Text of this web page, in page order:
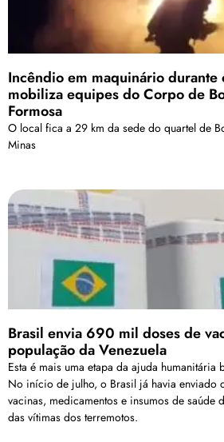
Incêndio em maquinário durante
mobiliza equipes do Corpo de
Formosa
O local fica a 29 km da sede do quartel de
Minas
Brasil envia 690 mil doses de
população da Venezuela
Esta é mais uma etapa da ajuda
No início de julho, o Brasil já havia enviado
vacinas, medicamentos e insumos de saúde
das vítimas dos terremotos.